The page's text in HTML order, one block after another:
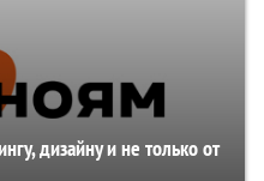
дизайну и не только от